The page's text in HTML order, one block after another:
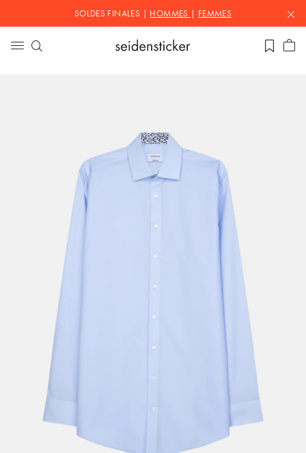
SOLDES FINALES | HOMMES FEMMES